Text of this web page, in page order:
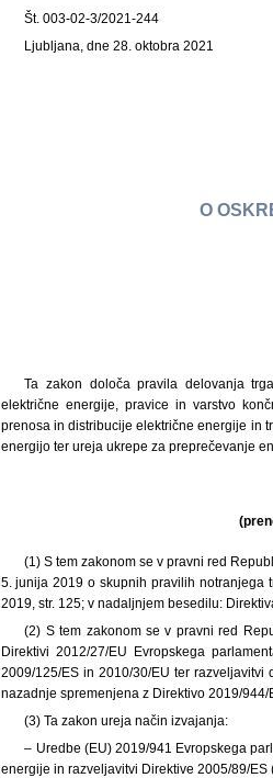
Št. 003-02-3/2021-244
Ljubljana, dne 28. oktobra 2021
O
Ta zakon določa pravila delovanja
električne energije, pravice in varstvo
prenosa in distribucije električne energije in
energijo ter ureja ukrepe za preprečevanje
(1) S tem zakonom se v pravni red
5. junija 2019 o skupnih pravilih notranjega
2019, str. 125; v nadaljnjem besedilu:
(2) S tem zakonom se v pravni red
Direktivi 2012/27/EU Evropskega
2009/125/ES in 2010/30/EU ter
nazadnje spremenjena z Direktivo 2019/
(3) Ta zakon ureja način izvajanja:
– Uredbe (EU) 2019/941 Evropskega
energije in razveljavitvi Direktive 2005/89/